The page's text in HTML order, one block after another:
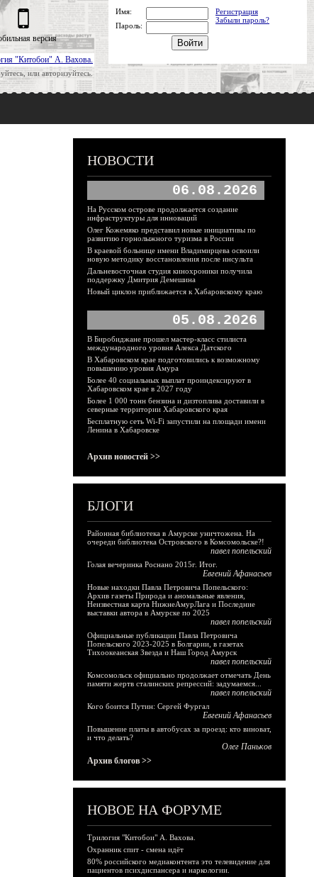
"Китобои" А. Вахова.
или авторизуйтесь.
версия
Имя:
Регистрация
Забыли пароль?
Пароль:
НОВОСТИ
06.08.2026
На Русском острове продолжается создание
инфраструктуры для инноваций
Олег Кожемяко представил новые инициативы по
развитию горнолыжного туризма в России
В краевой больнице имени Владимирцева освоили
новую методику восстановления после инсульта
Дальневосточная студия кинохроники получила
поддержку Дмитрия Демешина
Новый циклон приближается к Хабаровскому краю
05.08.2026
В Биробиджане прошел мастер-класс стилиста
международного уровня Алекса Датского
В Хабаровском крае подготовились к возможному
повышению уровня Амура
Более 40 социальных выплат проиндексируют в
Хабаровском крае в 2027 году
Более 1 000 тонн бензина и дизтоплива доставили в
северные территории Хабаровского края
Бесплатную сеть Wi-Fi запустили на площади имени
Ленина в Хабаровске
Архив новостей >>
БЛОГИ
Районная библиотека в Амурске уничтожена. На
очереди библиотека Островского в Комсомольске?!
павел попельский
Голая вечеринка Роснано 2015г. Итог.
Евгений Афанасьев
Новые находки Павла Петровича Попельского:
Архив газеты Природа и аномальные явления,
Неизвестная карта НижнеАмурЛага и Последние
выставки автора в Амурске по 2025
павел попельский
Официальные публикации Павла Петровича
Попельского 2023-2025 в Болгарии, в газетах
Тихоокеанская Звезда и Наш Город Амурск
павел попельский
Комсомольск официально продолжает отмечать День
памяти жертв сталинских репрессий: задумаемся...
павел попельский
Кого боится Путин: Сергей Фургал
Евгений Афанасьев
Повышение платы в автобусах за проезд: кто виноват,
и что делать?
Олег Паньков
Архив блогов >>
НОВОЕ НА ФОРУМЕ
Трилогия "Китобои" А. Вахова.
Охранник спит - смена идёт
80% российского медиаконтента это телевидение для
пациентов психдиспансера и наркологии.